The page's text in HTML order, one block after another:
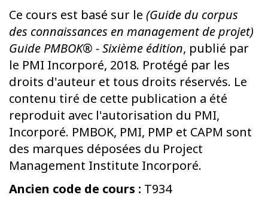
Ce cours est basé sur le (Guide du corpus
des connaissances en management de projet)
Guide PMBOK® - Sixième édition, publié par
le PMI Incorporé, 2018. Protégé par les
droits d'auteur et tous droits réservés. Le
contenu tiré de cette publication a été
reproduit avec l'autorisation du PMI,
Incorporé. PMBOK, PMI, PMP et CAPM sont
des marques déposées du Project
Management Institute Incorporé.
Ancien code de cours : T934